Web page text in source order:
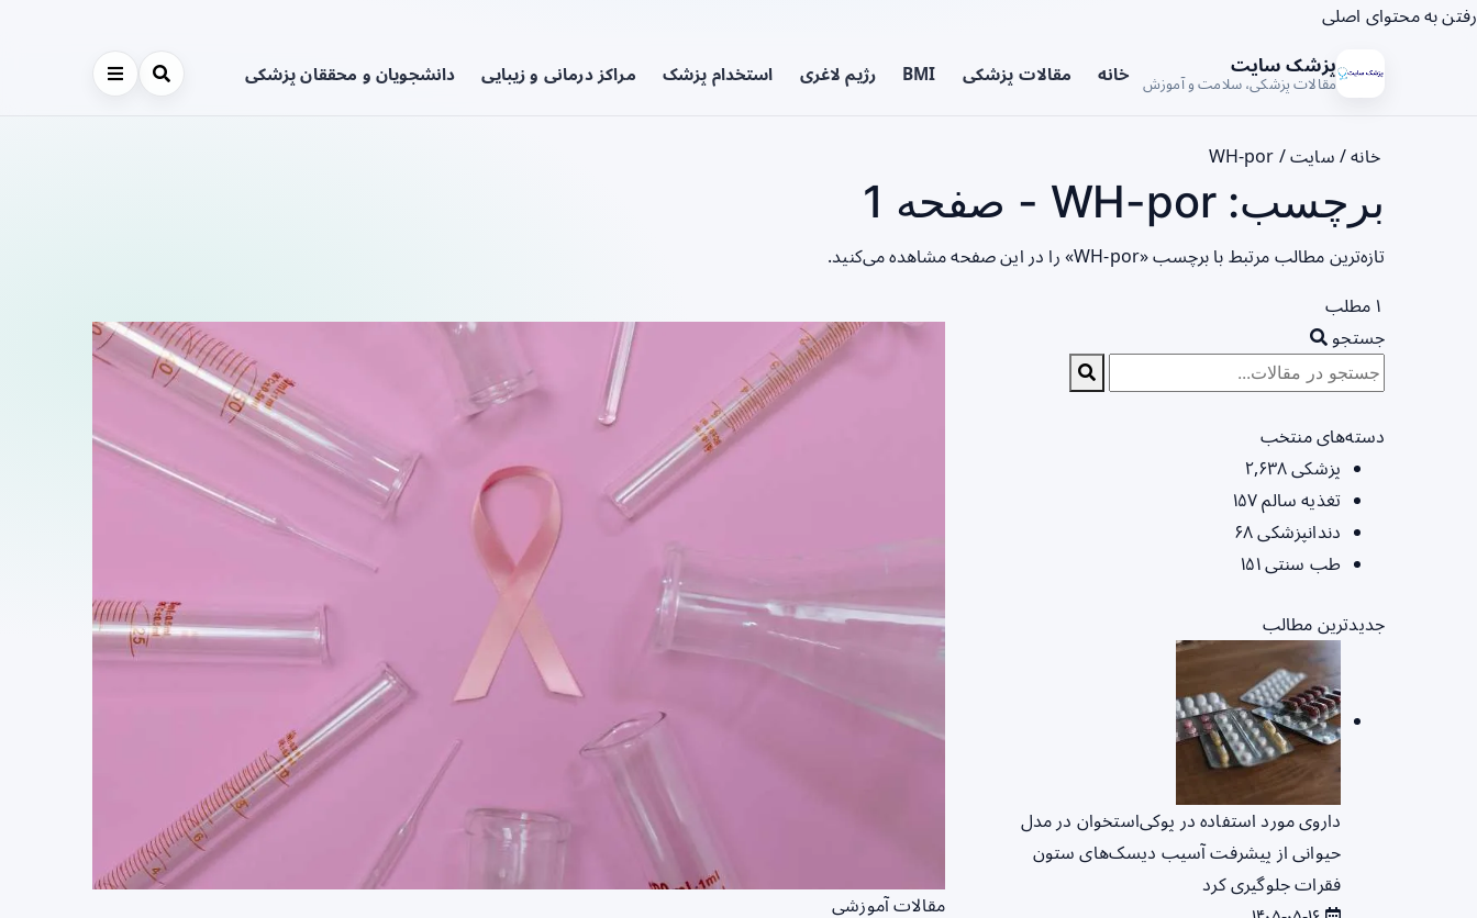
رفتن به محتوای اصلی
پزشک سایت
مقالات پزشکی، سلامت و آموزش خانه مقالات پزشکی BMI رژیم لاغری استخدام پزشک مراکز درمانی و زیبایی دانشجویان و محققان پزشکی
خانه/ سایت/
WH-por
برچسب: WH-por - صفحه 1
تازه‌ترین مطالب مرتبط با برچسب «WH-por» را در این صفحه مشاهده می‌کنید.
۱ مطلب
مقالات آموزشی
جستجو
دسته‌های منتخب
پزشکی۲,۶۳۸
تغذیه سالم۱۵۷
دندانپزشکی۶۸
طب سنتی۱۵۱
جدیدترین مطالب
داروی مورد استفاده در پوکی‌استخوان در مدل
حیوانی از پیشرفت آسیب دیسک‌های ستون
فقرات جلوگیری کرد